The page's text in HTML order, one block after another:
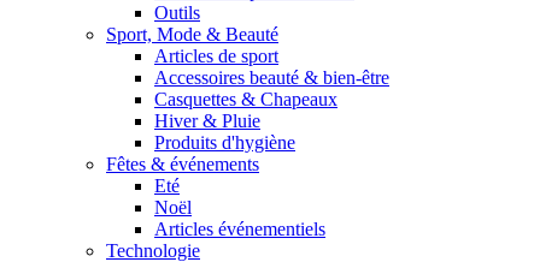
Outils
Sport, Mode & Beauté
Articles de sport
Accessoires beauté & bien-être
Casquettes & Chapeaux
Hiver & Pluie
Produits d'hygiène
Fêtes & événements
Eté
Noël
Articles événementiels
Technologie